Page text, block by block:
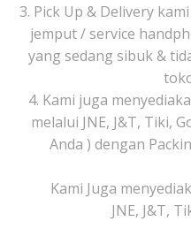
3. Pick Up & Delivery
jemput / service
yang sedang sibuk &
4. Kami juga
melalui JNE, J&T, Tiki,
Anda ) dengan
Kami Juga
JNE, J&T,